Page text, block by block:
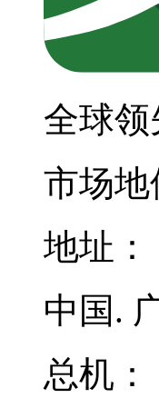
全球
市场地
地址：
中国.
总机：